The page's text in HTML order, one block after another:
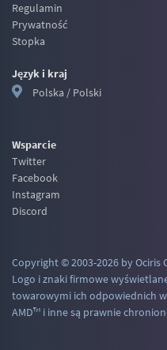
Regulamin
Prywatność
Stopka
Język i kraj
Polska / Polski
Wsparcie
Twitter
Facebook
Instagram
Discord
Copyright © 2003-2026 by Ociris
Logo i znaki firmowe
towarowymi ich odpowiednich
AMD™ i inne są prawnie